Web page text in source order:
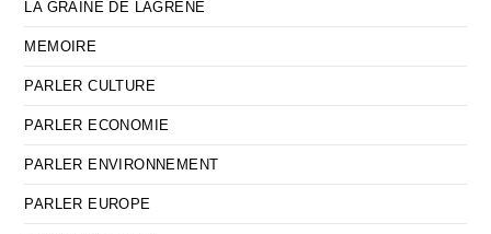
LA GRAINE DE LAGRENE
MEMOIRE
PARLER CULTURE
PARLER ECONOMIE
PARLER ENVIRONNEMENT
PARLER EUROPE